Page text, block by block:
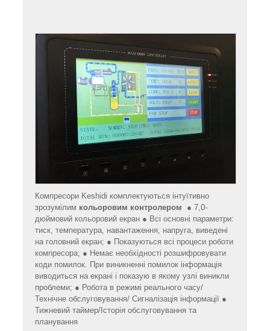
Компресори Keshidi комплектуються інтуїтивно
зрозумілим кольоровим контролером ● 7,0-
дюймовий кольоровий екран ● Всі основні параметри:
тиск, температура, навантаження, напруга, виведені
на головний екран; ● Показуються всі процеси роботи
компресора; ● Немає необхідності розшифровувати
коди помилок. При виникненні помилок інформація
виводиться на екрані і показую в якому узлі виникли
проблеми; ● Робота в режимі реального часу/
Технічне обслуговування/ Сигналізація інформації ●
Тижневий таймер/Історія обслуговування та
планування